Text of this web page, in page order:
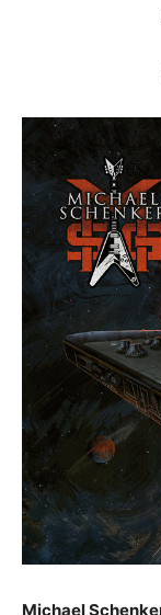
Michael